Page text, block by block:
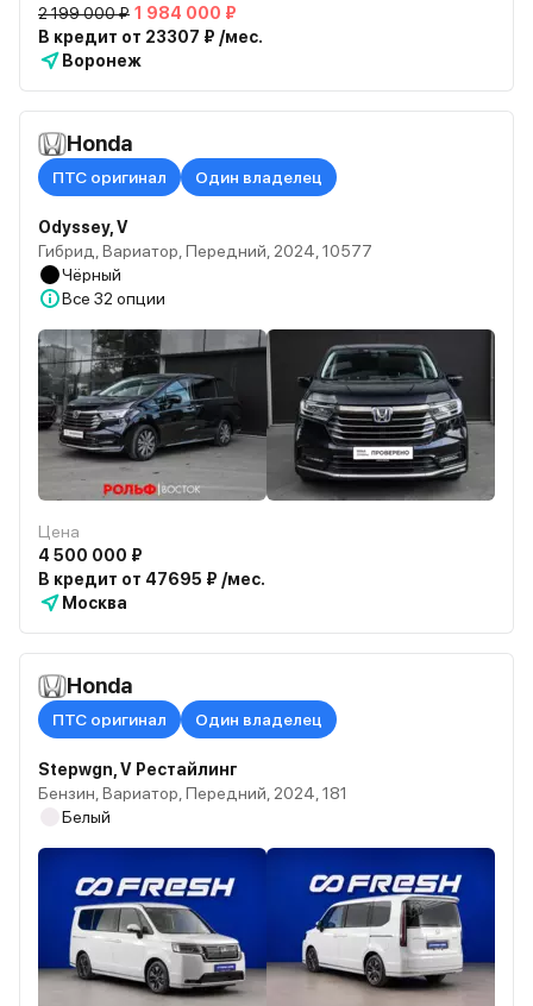
2 199 000 ₽ 1 984 000 ₽
В кредит от 23307 ₽ /мес.
Воронеж
Honda
ПТС оригинал Один владелец
Odyssey, V
Гибрид, Вариатор, Передний, 2024, 10577
Чёрный
Все 32 опции
Цена
4 500 000 ₽
В кредит от 47695 ₽ /мес.
Москва
Honda
ПТС оригинал Один владелец
Stepwgn, V Рестайлинг
Бензин, Вариатор, Передний, 2024, 181
Белый